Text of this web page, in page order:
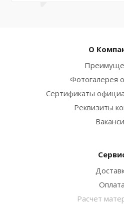
О
Фотогалерея
Сертификаты
Реквизиты
Оплата
Расчет